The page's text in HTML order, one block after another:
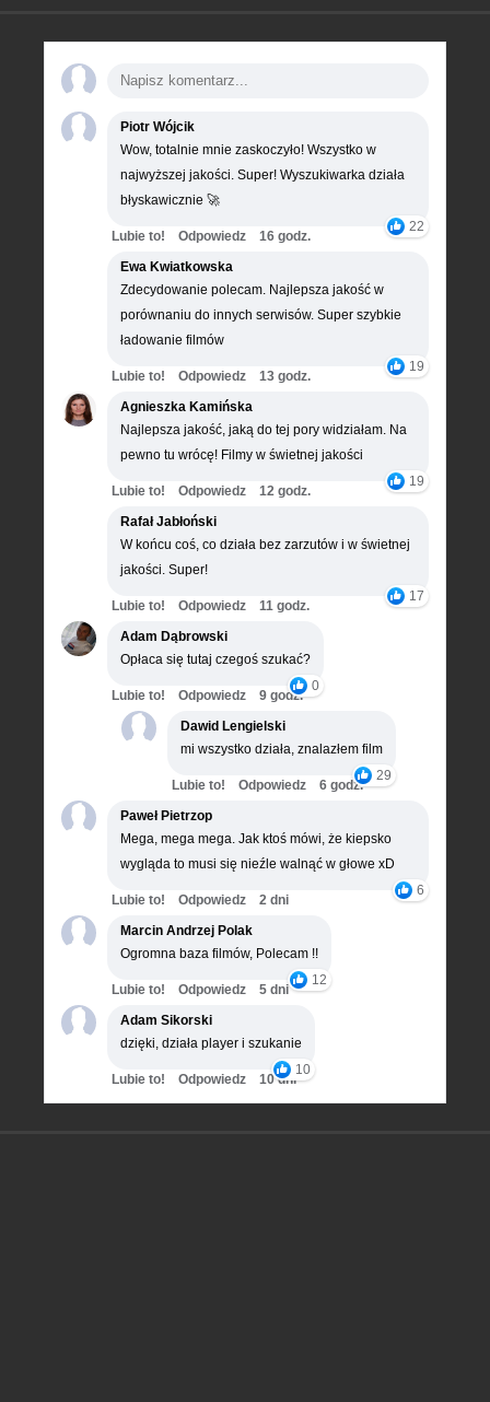
Piotr Wójcik
Wow, totalnie mnie zaskoczyło! Wszystko w
najwyższej jakości. Super! Wyszukiwarka działa
błyskawicznie 🚀
22
Lubie to! Odpowiedz
16 godz.
Ewa Kwiatkowska
Zdecydowanie polecam. Najlepsza jakość w
porównaniu do innych serwisów. Super szybkie
ładowanie filmów
19
Lubie to! Odpowiedz
13 godz.
Agnieszka Kamińska
Najlepsza jakość, jaką do tej pory widziałam. Na
pewno tu wrócę! Filmy w świetnej jakości
19
Lubie to! Odpowiedz
12 godz.
Rafał Jabłoński
W końcu coś, co działa bez zarzutów i w świetnej
jakości. Super!
17
Lubie to! Odpowiedz
11 godz.
Adam Dąbrowski
Opłaca się tutaj czegoś szukać?
0
Lubie to! Odpowiedz
9 godz.
Dawid Lengielski
mi wszystko działa, znalazłem film
29
Lubie to! Odpowiedz
6 godz.
Paweł Pietrzop
Mega, mega mega. Jak ktoś mówi, że kiepsko
wygląda to musi się nieźle walnąć w głowe xD
6
Lubie to! Odpowiedz
2 dni
Marcin Andrzej Polak
Ogromna baza filmów, Polecam !!
12
Lubie to! Odpowiedz
5 dni
Adam Sikorski
dzięki, działa player i szukanie
10
Lubie to! Odpowiedz 10 dni